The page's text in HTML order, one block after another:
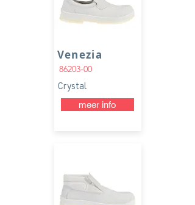
Venezia
86203-00
Crystal
meer info